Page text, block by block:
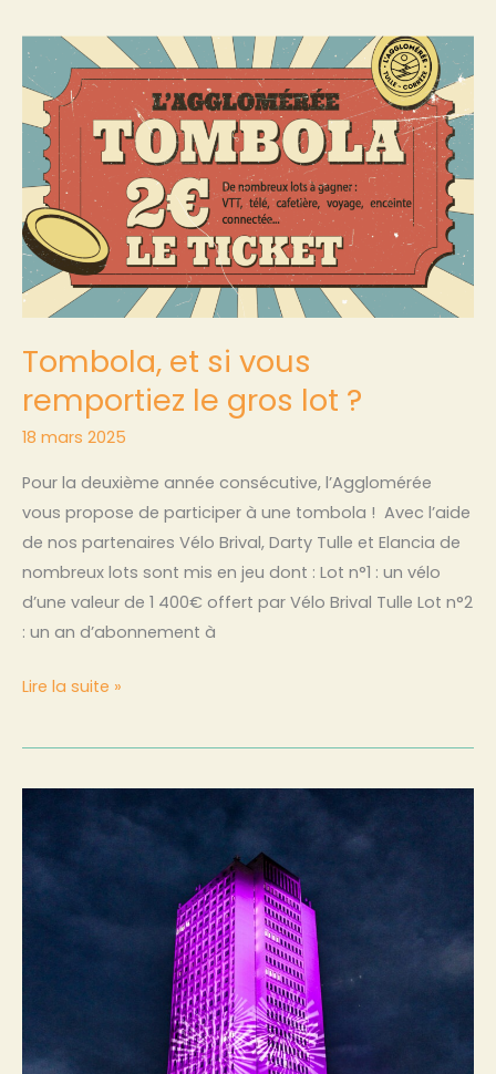
Tombola, et si vous
remportiez le gros lot ?
18 mars 2025
Pour la deuxième année consécutive, l’Agglomérée
vous propose de participer à une tombola ! Avec l’aide
de nos partenaires Vélo Brival, Darty Tulle et Elancia de
nombreux lots sont mis en jeu dont : Lot n°1 : un vélo
d’une valeur de 1 400€ offert par Vélo Brival Tulle Lot n°2
: un an d’abonnement à
Tombola,
et
vous
remportiez
gros
lot
?
Lire la suite »